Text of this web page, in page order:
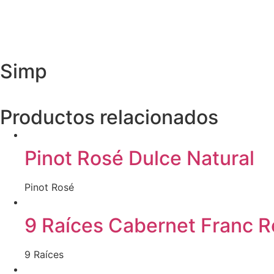
Simp
Productos relacionados
Pinot Rosé Dulce Natural
Pinot Rosé
9 Raíces Cabernet Franc
9 Raíces